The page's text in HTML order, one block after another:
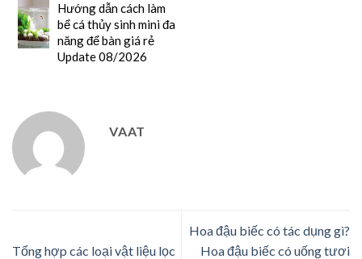
Hướng dẫn cách làm
bể cá thủy sinh mini đa
năng để bàn giá rẻ
Update 08/2026
VAAT
Tổng hợp các loại vật liệu lọc
Hoa đậu biếc có tác dụng gì?
Hoa đậu biếc có uống tươi